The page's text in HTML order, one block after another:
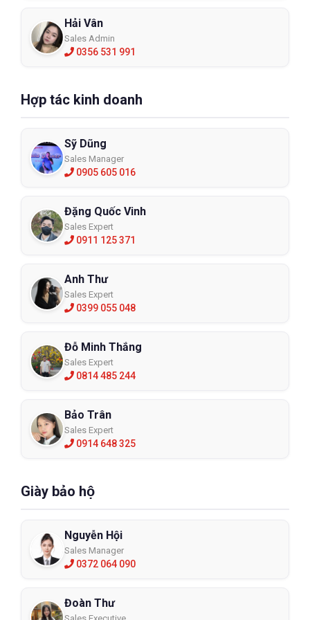
Cách chọn quần áo bảo hộ chống hóa
chất an toàn
những thử nghiệm trước khi đưa vào sử dụng. Những thử nhiệm
liên quan tới tính chất của các loại bảo hộ thường được tiến
hành ở nhiệt độ phòng. Vì vậy cần căn cứ vào điều kiện thực tế
làm việc càng cao thì khả năng xâm nhập của hóa chất càng
Hải Vân
Sales Admin
0356 531 991
Hợp tác kinh doanh
Sỹ Dũng
Sales Manager
0905 605 016
Đặng Quốc Vinh
Sales Expert
0911 125 371
Anh Thư
Sales Expert
0399 055 048
Đỗ Minh Thắng
Sales Expert
0814 485 244
Bảo Trân
Sales Expert
0914 648 325
Giày bảo hộ
Nguyễn Hội
Sales Manager
0372 064 090
Đoàn Thư